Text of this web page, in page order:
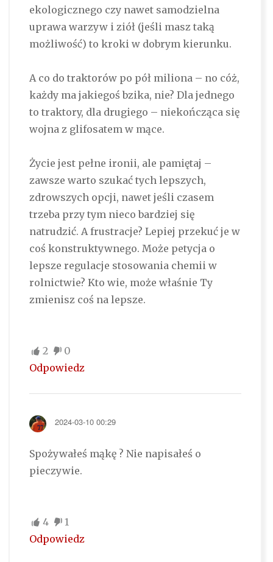
ekologicznego czy nawet samodzielna
uprawa warzyw i ziół (jeśli masz taką
możliwość) to kroki w dobrym kierunku.
A co do traktorów po pół miliona – no cóż,
każdy ma jakiegoś bzika, nie? Dla jednego
to traktory, dla drugiego – niekończąca się
wojna z glifosatem w mące.
Życie jest pełne ironii, ale pamiętaj –
zawsze warto szukać tych lepszych,
zdrowszych opcji, nawet jeśli czasem
trzeba przy tym nieco bardziej się
natrudzić. A frustracje? Lepiej przekuć je w
coś konstruktywnego. Może petycja o
lepsze regulacje stosowania chemii w
rolnictwie? Kto wie, może właśnie Ty
zmienisz coś na lepsze.
2
0
Odpowiedz
2024-03-10 00:29
Spożywałeś mąkę ? Nie napisałeś o
pieczywie.
4
1
Odpowiedz